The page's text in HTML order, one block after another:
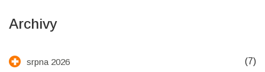
Archivy
srpna 2026 (7)